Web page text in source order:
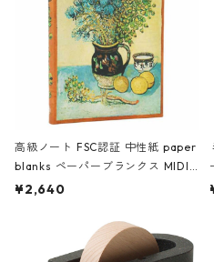
高級ノート FSC認証 中性紙 paper
blanks ペーパーブランクス MIDI
ハードカバー 罫線 ヴァン・ゴッホ
¥2,640